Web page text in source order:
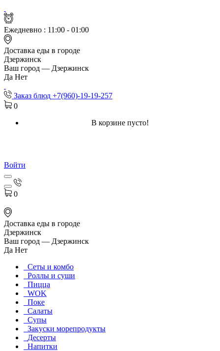
Ежедневно : 11:00 - 01:00
Доставка еды в городе
Дзержинск
Ваш город — Дзержинск
Да Нет
Заказ блюд +7(960)-19-19-257
0
В корзине пусто!
Войти
0
Доставка еды в городе
Дзержинск
Ваш город — Дзержинск
Да Нет
Сеты и комбо
Роллы и суши
Пицца
WOK
Поке
Салаты
Супы
Закуски морепродукты
Десерты
Напитки